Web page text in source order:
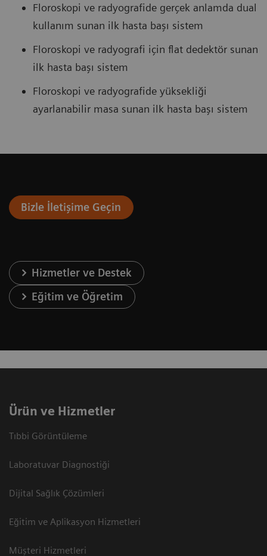
Floroskopi ve radyografide gerçek anlamda dual
kullanım sunan ilk hasta başı sistem
Floroskopi ve radyografi için flat dedektör sunan
ilk hasta başı sistem
Floroskopi ve radyografide yüksekliği
ayarlanabilir masa sunan ilk hasta başı sistem
Bizle İletişime Geçin
Hizmetler ve Destek
Eğitim ve Öğretim
Ürün ve Hizmetler
Tıbbi Görüntüleme
Laboratuvar Diagnostiği
Dijital Sağlık Çözümleri
Eğitim ve Aplikasyon Hizmetleri
Müşteri Hizmetleri